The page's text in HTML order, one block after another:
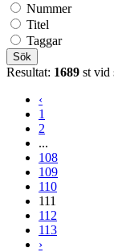
Nummer
Titel
Taggar
Sök
Resultat: 1689 st vid
‹
1
2
...
108
109
110
111
112
113
›